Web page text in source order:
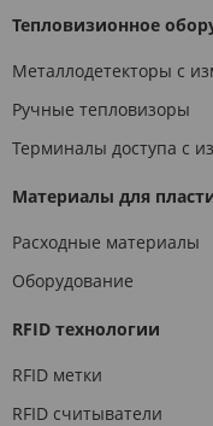
Тепловизионное
Металлодетекторы с
Ручные тепловизоры
Терминалы доступа с
Материалы для
Расходные материалы
Оборудование
RFID технологии
RFID метки
RFID считыватели